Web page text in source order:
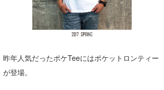
昨年人気だったポケTeeにはポケットロンティー
が登場。